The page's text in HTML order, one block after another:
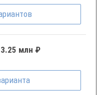
3.25 млн ₽